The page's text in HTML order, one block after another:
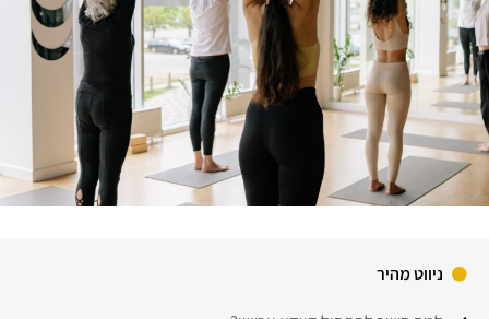
ניווט מהיר